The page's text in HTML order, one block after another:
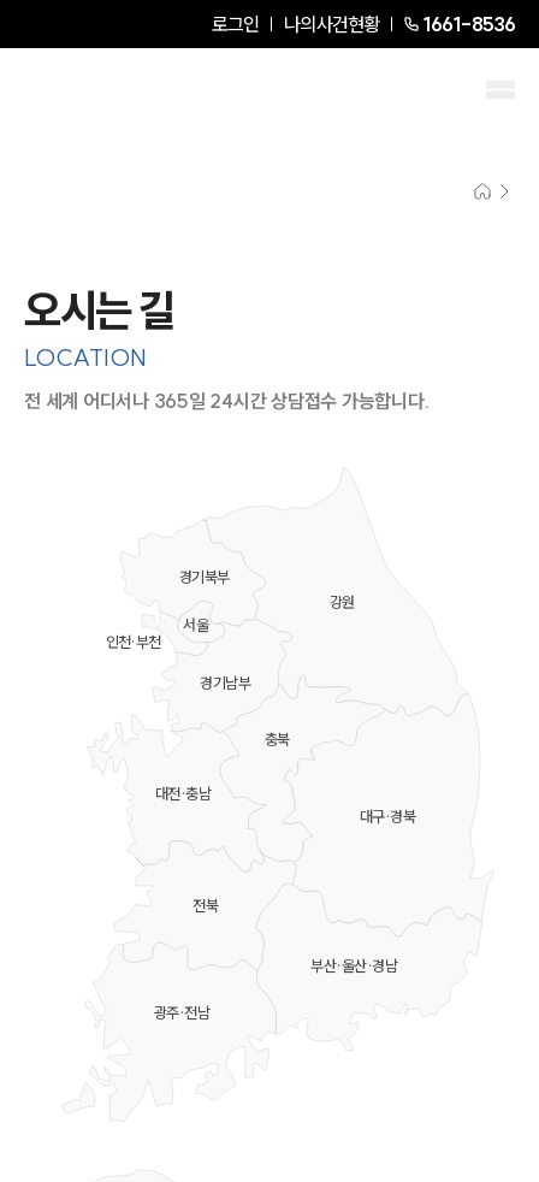
로그인 나의사건현황 1661-8536
오시는 길
LOCATION
전 세계 어디서나 365일 24시간 상담접수 가능합니다.
강원
충북
대전·충남
대구·경북
부산·울산·경남
전북
광주·전남
경기북부
경기남부
서울
인천·부천